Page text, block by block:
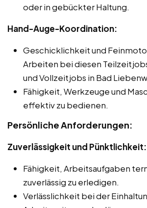
oder in gebückter Haltung.
Hand-Auge-Koordination:
Geschicklichkeit und
Arbeiten bei diesen
und Vollzeitjobs in Bad
Fähigkeit, Werkzeuge und
effektiv zu bedienen.
Persönliche Anforderungen:
Zuverlässigkeit und Pünktlichkeit:
Fähigkeit, Arbeitsaufgaben
zuverlässig zu erledigen.
Verlässlichkeit bei der